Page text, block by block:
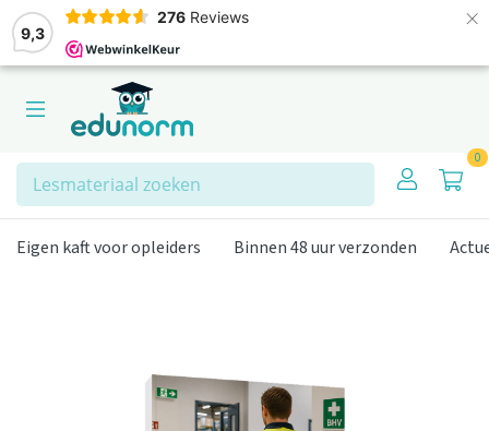
9,3
276 Reviews ×
Zoeken 0
Eigen kaft voor opleiders Binnen 48 uur verzonden